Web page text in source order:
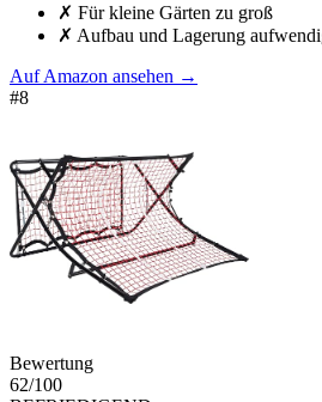
✗ Für kleine Gärten zu groß
✗ Aufbau und Lagerung
Auf Amazon ansehen →
#8
Bewertung
62/100